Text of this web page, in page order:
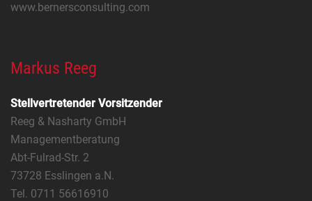
www.bernersconsulting.com
Markus Reeg
Stellvertretender Vorsitzender
Reeg & Nasharty GmbH
Managementberatung
Abt-Fulrad-Str. 2
73728 Esslingen a.N.
Tel. 0711 56616910